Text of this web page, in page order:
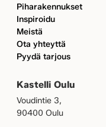
Piharakennukset
Inspiroidu
Meistä
Ota yhteyttä
Pyydä tarjous
Kastelli Oulu
Voudintie 3,
90400 Oulu